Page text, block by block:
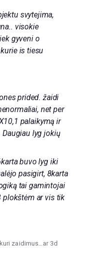
svytejima,
visokie
gyveni o
is tiesu
prided. žaidi
net per
palaikymą ir
lyg jokių
buvo lyg iki
pasigirt, 8karta
tai gamintojai
ar vis tik
zaidimus…ar 3d